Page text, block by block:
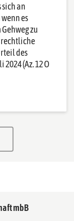
an
es
zu
rechtliche
des
(Az. 12 O
mbB